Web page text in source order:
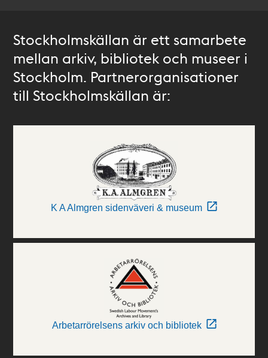
Stockholmskällan är ett samarbete
mellan arkiv, bibliotek och museer i
Stockholm. Partnerorganisationer
till Stockholmskällan är:
K A Almgren sidenväveri & museum
Arbetarrörelsens arkiv och bibliotek